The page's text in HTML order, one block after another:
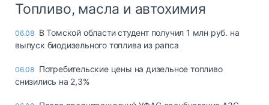
Топливо, масла и автохимия
06.08 В Томской области студент получил 1 млн руб. на
выпуск биодизельного топлива из рапса
06.08 Потребительские цены на дизельное топливо
снизились на 2,3%